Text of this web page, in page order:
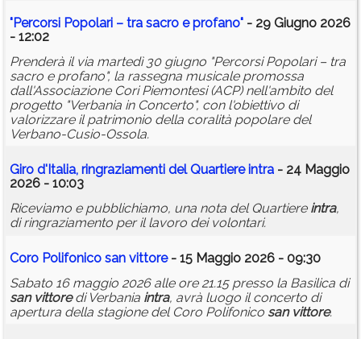
"Percorsi Popolari – tra sacro e profano" - 29 Giugno 2026
- 12:02
Prenderà il via martedì 30 giugno "Percorsi Popolari – tra
sacro e profano", la rassegna musicale promossa
dall'Associazione Cori Piemontesi (ACP) nell'ambito del
progetto "Verbania in Concerto", con l'obiettivo di
valorizzare il patrimonio della coralità popolare del
Verbano-Cusio-Ossola.
Giro d'Italia, ringraziamenti del Quartiere intra - 24 Maggio
2026 - 10:03
Riceviamo e pubblichiamo, una nota del Quartiere intra,
di ringraziamento per il lavoro dei volontari.
Coro Polifonico san vittore- 15 Maggio 2026 - 09:30
Sabato 16 maggio 2026 alle ore 21.15 presso la Basilica di
san vittoredi Verbania intra, avrà luogo il concerto di
apertura della stagione del Coro Polifonico san vittore.